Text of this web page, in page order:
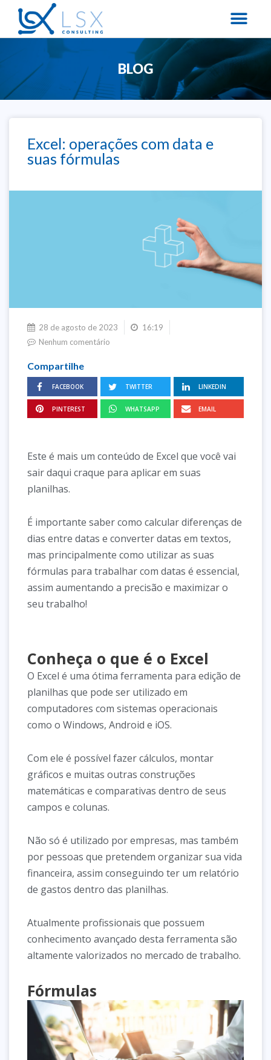
BLOG
Excel: operações com data e
suas fórmulas
28 de agosto de 2023
16:19
Nenhum comentário
Compartilhe
FACEBOOK TWITTER LINKEDIN
PINTEREST WHATSAPP EMAIL
Este é mais um conteúdo de Excel que você vai
sair daqui craque para aplicar em suas
planilhas.
É importante saber como calcular diferenças de
dias entre datas e converter datas em textos,
mas principalmente como utilizar as suas
fórmulas para trabalhar com datas é essencial,
assim aumentando a precisão e maximizar o
seu trabalho!
Conheça o que é o Excel
O Excel é uma ótima ferramenta para edição de
planilhas que pode ser utilizado em
computadores com sistemas operacionais
como o Windows, Android e iOS.
Com ele é possível fazer cálculos, montar
gráficos e muitas outras construções
matemáticas e comparativas dentro de seus
campos e colunas.
Não só é utilizado por empresas, mas também
por pessoas que pretendem organizar sua vida
financeira, assim conseguindo ter um relatório
de gastos dentro das planilhas.
Atualmente profissionais que possuem
conhecimento avançado desta ferramenta são
altamente valorizados no mercado de trabalho.
Fórmulas